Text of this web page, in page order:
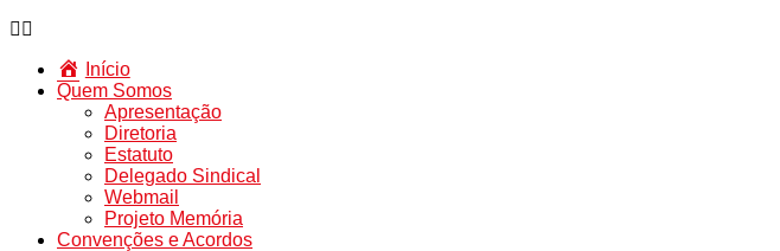
Início
Quem Somos
Apresentação
Diretoria
Estatuto
Delegado Sindical
Webmail
Projeto Memória
Convenções e Acordos